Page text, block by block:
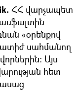
ՀՀ վարչապետ
«օրենքով
սահմանող
Այս
հետ